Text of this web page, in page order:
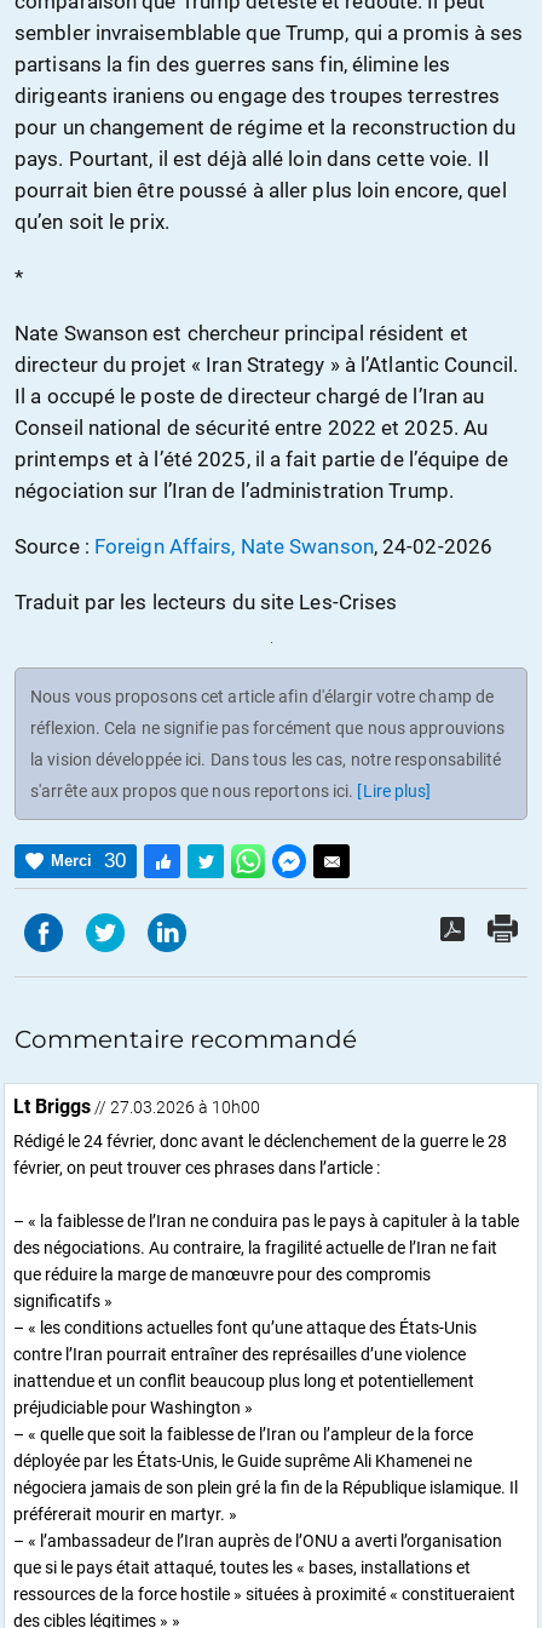
sembler invraisemblable que Trump, qui a promis à ses
partisans la fin des guerres sans fin, élimine les
dirigeants iraniens ou engage des troupes terrestres
pour un changement de régime et la reconstruction du
pays. Pourtant, il est déjà allé loin dans cette voie. Il
pourrait bien être poussé à aller plus loin encore, quel
qu’en soit le prix.
*
Nate Swanson est chercheur principal résident et
directeur du projet « Iran Strategy » à l’Atlantic Council.
Il a occupé le poste de directeur chargé de l’Iran au
Conseil national de sécurité entre 2022 et 2025. Au
printemps et à l’été 2025, il a fait partie de l’équipe de
négociation sur l’Iran de l’administration Trump.
Source : Foreign Affairs, Nate Swanson, 24-02-2026
Traduit par les lecteurs du site Les-Crises
Nous vous proposons cet article afin d'élargir votre champ de
réflexion. Cela ne signifie pas forcément que nous approuvions
la vision développée ici. Dans tous les cas, notre responsabilité
s'arrête aux propos que nous reportons ici. [Lire plus]
Merci 30
Commentaire recommandé
Lt Briggs // 27.03.2026 à 10h00
Rédigé le 24 février, donc avant le déclenchement de la guerre le 28
février, on peut trouver ces phrases dans l’article :
– « la faiblesse de l’Iran ne conduira pas le pays à capituler à la table
des négociations. Au contraire, la fragilité actuelle de l’Iran ne fait
que réduire la marge de manœuvre pour des compromis
significatifs »
– « les conditions actuelles font qu’une attaque des États-Unis
contre l’Iran pourrait entraîner des représailles d’une violence
inattendue et un conflit beaucoup plus long et potentiellement
préjudiciable pour Washington »
– « quelle que soit la faiblesse de l’Iran ou l’ampleur de la force
déployée par les États-Unis, le Guide suprême Ali Khamenei ne
négociera jamais de son plein gré la fin de la République islamique. Il
préférerait mourir en martyr. »
– « l’ambassadeur de l’Iran auprès de l’ONU a averti l’organisation
que si le pays était attaqué, toutes les « bases, installations et
ressources de la force hostile » situées à proximité « constitueraient
des cibles légitimes » »